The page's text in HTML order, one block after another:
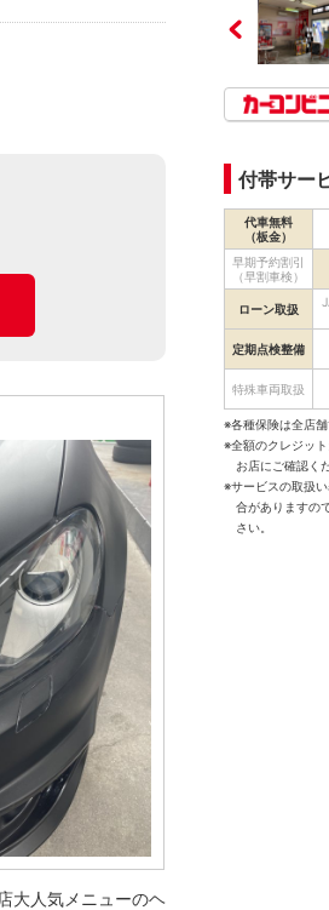
大人気メニューのヘ
付帯サー
代車無料
（板金）
早期予約割引
（早割車検）
ローン取扱
定期点検整備
特殊車両取扱
※各種保険は全店舗
※全額のクレジッ
お店にご確認く
※サービスの取扱
合がありますの
さい。